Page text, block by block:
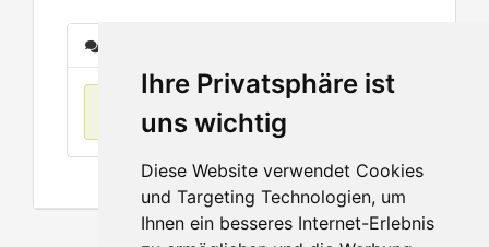
Ihre Privatsphäre ist
uns wichtig
Diese Website verwendet Cookies
und Targeting Technologien, um
Ihnen ein besseres Internet-Erlebnis
Keine Einträge